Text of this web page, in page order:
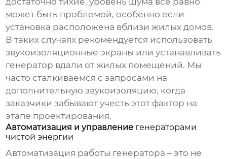
может быть проблемой, особенно если
установка расположена вблизи жилых домов.
В таких случаях рекомендуется использовать
звукоизоляционные экраны или устанавливать
генератор вдали от жилых помещений. Мы
часто сталкиваемся с запросами на
дополнительную звукоизоляцию, когда
заказчики забывают учесть этот фактор на
этапе проектирования.
Автоматизация и управление генераторами
чистой энергии
Автоматизация работы генератора – это не